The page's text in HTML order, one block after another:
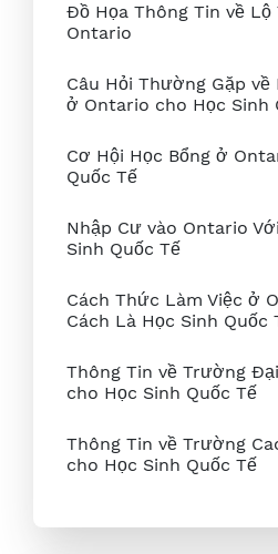
Đồ Họa Thông Tin về
Ontario
Câu Hỏi Thường Gặp về
ở Ontario cho Học Sinh
Cơ Hội Học Bổng ở
Quốc Tế
Nhập Cư vào Ontario
Sinh Quốc Tế
Cách Thức Làm Việc ở
Cách Là Học Sinh Quốc
Thông Tin về Trường
cho Học Sinh Quốc Tế
Thông Tin về Trường
cho Học Sinh Quốc Tế